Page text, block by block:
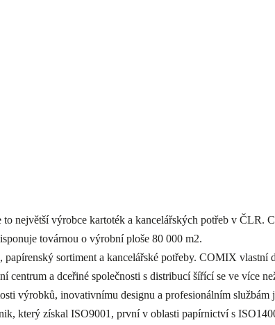
největší výrobce kartoték a kancelářských potřeb v
továrnou o výrobní ploše 80 000 m2.
sortiment a kancelářské potřeby. COMIX
a dceřiné společnosti s distribucí šířící se ve více
výrobků, inovativnímu designu a profesionálním
který získal ISO9001, první v oblasti papírnictví s